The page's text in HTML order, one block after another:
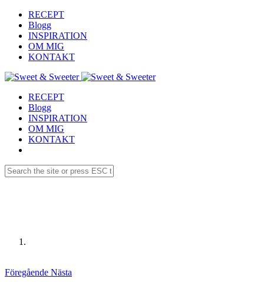
RECEPT
Blogg
INSPIRATION
OM MIG
KONTAKT
RECEPT
Blogg
INSPIRATION
OM MIG
KONTAKT
Föregående Nästa